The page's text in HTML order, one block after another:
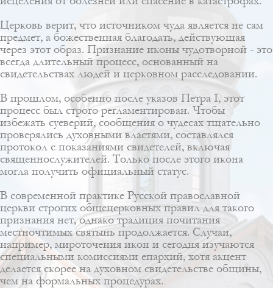
Церковь верит, что источником чуда является не сам
предмет, а божественная благодать, действующая
через этот образ. Признание иконы чудотворной - это
всегда длительный процесс, основанный на
свидетельствах людей и церковном расследовании.
В прошлом, особенно после указов Петра I, этот
процесс был строго регламентирован. Чтобы
избежать суеверий, сообщения о чудесах тщательно
проверялись духовными властями, составлялся
протокол с показаниями свидетелей, включая
священнослужителей. Только после этого икона
могла получить официальный статус.
В современной практике Русской православной
церкви строгих общецерковных правил для такого
признания нет, однако традиция почитания
местночтимых святынь продолжается. Случаи,
например, мироточения икон и сегодня изучаются
специальными комиссиями епархий, хотя акцент
делается скорее на духовном свидетельстве общины,
чем на формальных процедурах.